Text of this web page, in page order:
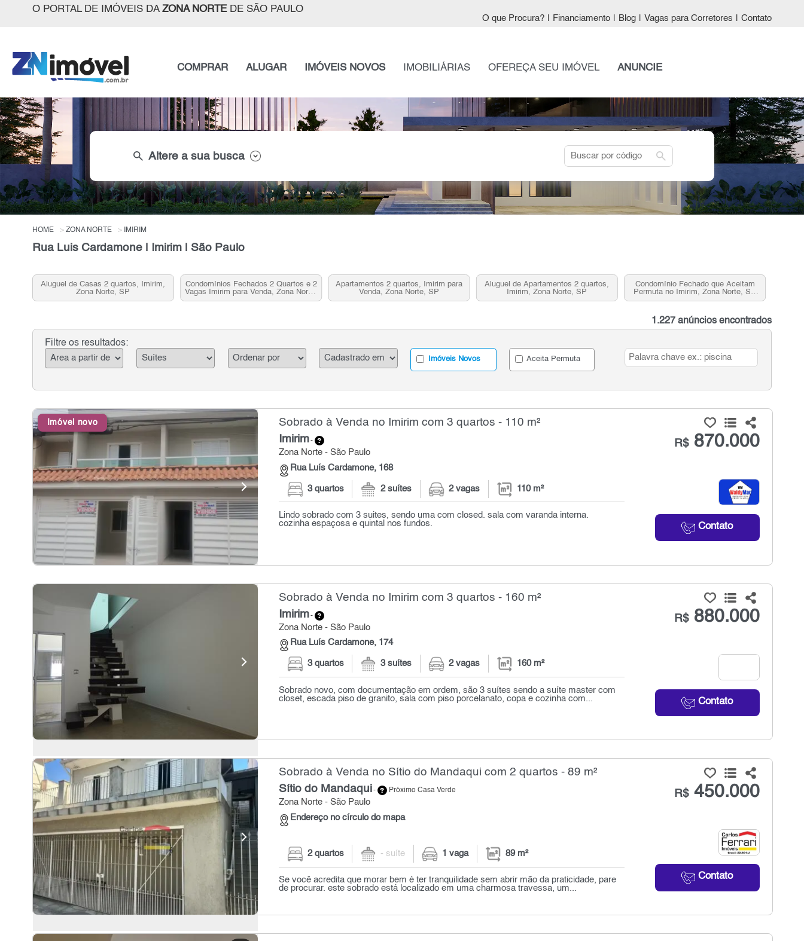
O PORTAL DE IMÓVEIS DA ZONA NORTEDE SÃO PAULO
O que Procura? Financiamento Blog Vagas para Corretores Contato
COMPRAR ALUGAR IMÓVEIS NOVOS IMOBILIÁRIAS OFEREÇA SEU IMÓVEL ANUNCIE
search Altere a sua busca search
HOME ZONA NORTE IMIRIM
Rua Luis Cardamone | Imirim | São Paulo
Aluguel de Casas 2 quartos, Imirim,
Zona Norte, SP
Condomínios Fechados 2 Quartos e 2
Vagas Imirim para Venda, Zona Norte,
SP
Apartamentos 2 quartos, Imirim para
Venda, Zona Norte, SP
Aluguel de Apartamentos 2 quartos,
Imirim, Zona Norte, SP
Condomínio Fechado que Aceitam
Permuta no Imirim, Zona Norte, SP
para Venda
1.227 anúncios encontrados
Filtre os resultados:
Imóveis Novos Aceita Permuta
Imóvel novo Sobrado à Venda no Imirim com 3 quartos - 110 m²
Imirim-
Zona Norte - São Paulo
Rua Luís Cardamone, 168
R$870.000
Contato
3 quartos 2 suítes 2 vagas 110 m²
Lindo sobrado com 3 suites, sendo uma com closed. sala com varanda interna.
cozinha espaçosa e quintal nos fundos.
Sobrado à Venda no Imirim com 3 quartos - 160 m²
Imirim-
Zona Norte - São Paulo
Rua Luís Cardamone, 174
R$880.000
Contato
3 quartos 3 suítes 2 vagas 160 m²
Sobrado novo, com documentação em ordem, são 3 suítes sendo a suíte master com
closet, escada piso de granito, sala com piso porcelanato, copa e cozinha com...
Sobrado à Venda no Sítio do Mandaqui com 2 quartos - 89 m²
Sítio do Mandaqui- Próximo Casa Verde
Zona Norte - São Paulo
Endereço no círculo do mapa
R$450.000
Contato
2 quartos - suíte 1 vaga 89 m²
Se você acredita que morar bem é ter tranquilidade sem abrir mão da praticidade, pare
de procurar. este sobrado está localizado em uma charmosa travessa, um...